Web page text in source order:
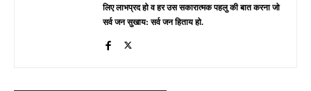
लिए लाभप्रद हो व हर उस सकारात्मक पहलु की बात करना जो
सर्व जन सुखाय: सर्व जन हिताय हो.